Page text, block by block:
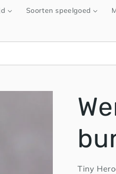
Soorten speelgoed
Tiny